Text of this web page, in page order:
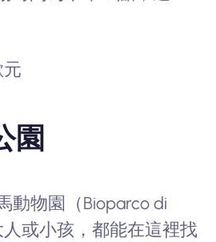
元
園
動物園（Bioparco di
或小孩，都能在這裡找